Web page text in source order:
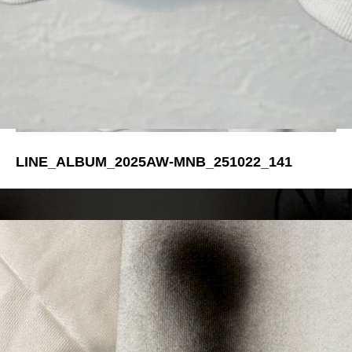
LINE_ALBUM_2025AW-MNB_251022_141